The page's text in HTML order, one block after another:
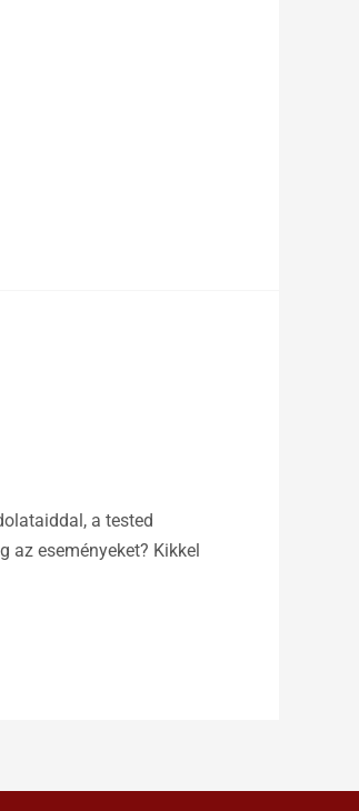
a tested
eseményeket? Kikkel